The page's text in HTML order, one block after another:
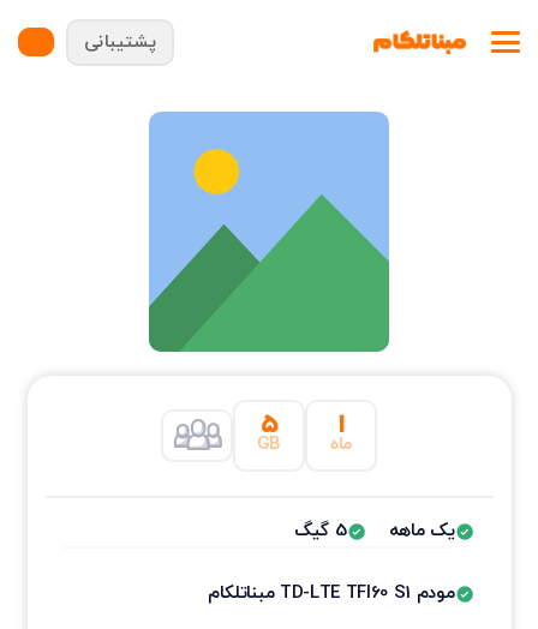
پشتیبانی
۱
ماه ۵
GB
یک ماهه 5 گیگ
مودم TD-LTE TFI60 S1 مبناتلکام